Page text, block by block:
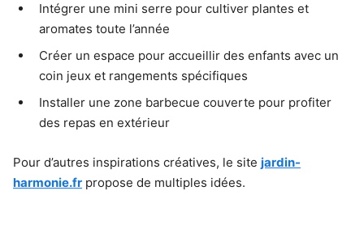
Intégrer une mini serre pour cultiver plantes et
aromates toute l’année
Créer un espace pour accueillir des enfants avec un
coin jeux et rangements spécifiques
Installer une zone barbecue couverte pour profiter
des repas en extérieur
Pour d’autres inspirations créatives, le site jardin-
harmonie.fr propose de multiples idées.